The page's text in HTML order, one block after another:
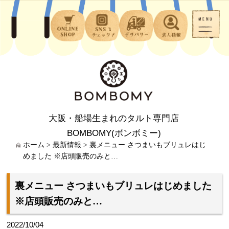
大阪・船場生まれのタルト専門店
BOMBOMY(ボンボミー)
ホーム > 最新情報 > 裏メニュー さつまいもブリュレはじ
めました ※店頭販売のみと…
裏メニュー さつまいもブリュレはじめました
※店頭販売のみと…
2022/10/04